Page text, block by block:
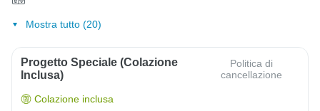
Mostra tutto (20)
Progetto Speciale (colazione
Inclusa)
Politica di
cancellazione
Colazione inclusa